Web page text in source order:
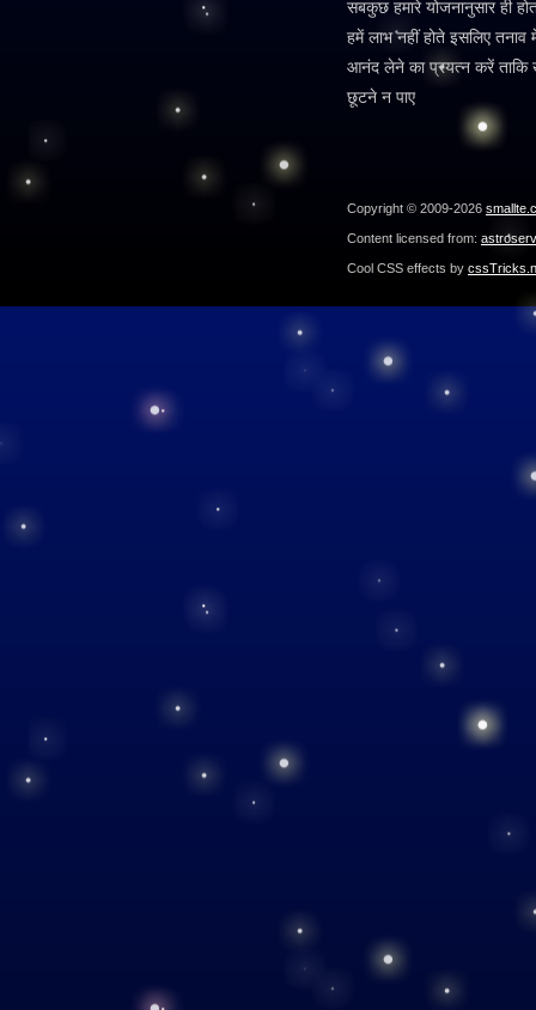
सबकुछ हमारे योजनानुसार ही
हमें लाभ नहीं होते इसलिए
आनंद लेने का प्रयत्न करें ताकि
छूटने न पाए
Copyright © 2009-2026
Content licensed from:
Cool CSS effects by